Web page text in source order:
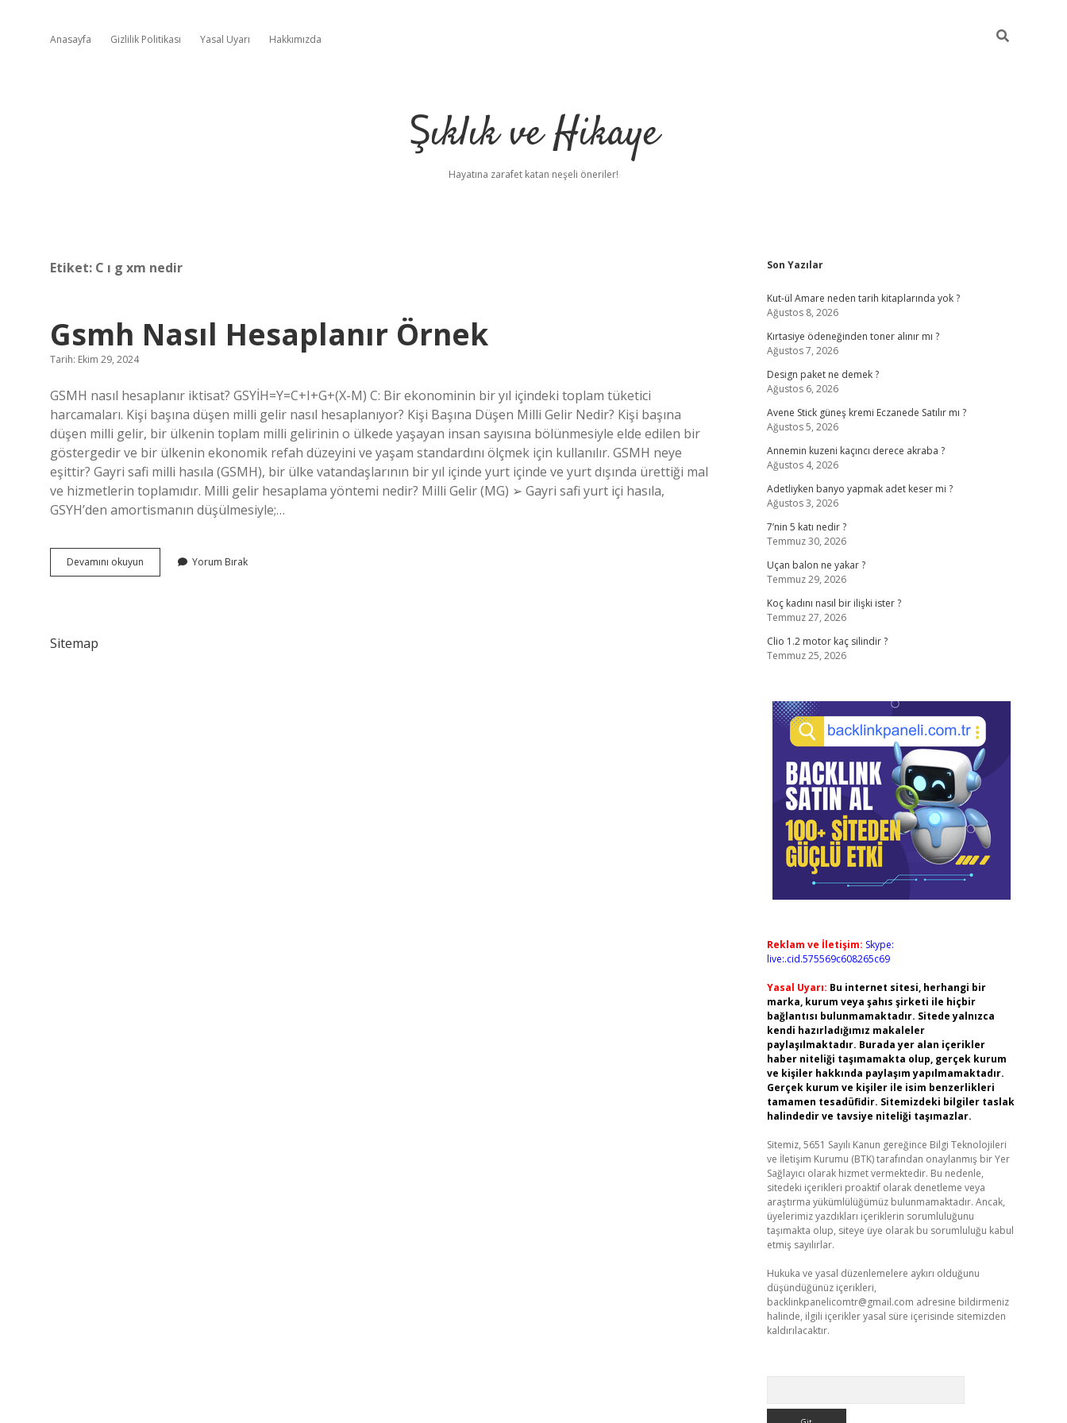
Anasayfa Gizlilik Politikası Yasal Uyarı Hakkımızda
Şıklık ve Hikaye
Hayatına zarafet katan neşeli öneriler!
Etiket: C ı g xm nedir
Gsmh Nasıl Hesaplanır Örnek
Tarih: Ekim 29, 2024
GSMH nasıl hesaplanır iktisat? GSYİH=Y=C+I+G+(X-M) C: Bir ekonominin bir yıl içindeki toplam tüketici
harcamaları. Kişi başına düşen milli gelir nasıl hesaplanıyor? Kişi Başına Düşen Milli Gelir Nedir? Kişi başına
düşen milli gelir, bir ülkenin toplam milli gelirinin o ülkede yaşayan insan sayısına bölünmesiyle elde edilen bir
göstergedir ve bir ülkenin ekonomik refah düzeyini ve yaşam standardını ölçmek için kullanılır. GSMH neye
eşittir? Gayri safi milli hasıla (GSMH), bir ülke vatandaşlarının bir yıl içinde yurt içinde ve yurt dışında ürettiği mal
ve hizmetlerin toplamıdır. Milli gelir hesaplama yöntemi nedir? Milli Gelir (MG) ➢ Gayri safi yurt içi hasıla,
GSYH’den amortismanın düşülmesiyle;…
Devamını okuyun
Nasıl
Yorum Bırak
Sitemap
Sidebar
Son Yazılar
Kut-ül Amare neden tarih kitaplarında yok ?
Ağustos 8, 2026
Kırtasiye ödeneğinden toner alınır mı ?
Ağustos 7, 2026
Design paket ne demek ?
Ağustos 6, 2026
Avene Stick güneş kremi Eczanede Satılır mı ?
Ağustos 5, 2026
Annemin kuzeni kaçıncı derece akraba ?
Ağustos 4, 2026
Adetliyken banyo yapmak adet keser mi ?
Ağustos 3, 2026
7’nin 5 katı nedir ?
Temmuz 30, 2026
Uçan balon ne yakar ?
Temmuz 29, 2026
Koç kadını nasıl bir ilişki ister ?
Temmuz 27, 2026
Clio 1.2 motor kaç silindir ?
Temmuz 25, 2026
Reklam ve İletişim: Skype:
live:.cid.575569c608265c69
Yasal Uyarı: Bu internet sitesi, herhangi bir
marka, kurum veya şahıs şirketi ile hiçbir
bağlantısı bulunmamaktadır. Sitede yalnızca
kendi hazırladığımız makaleler
paylaşılmaktadır. Burada yer alan içerikler
haber niteliği taşımamakta olup, gerçek kurum
ve kişiler hakkında paylaşım yapılmamaktadır.
Gerçek kurum ve kişiler ile isim benzerlikleri
tamamen tesadüfidir. Sitemizdeki bilgiler taslak
halindedir ve tavsiye niteliği taşımazlar.
Sitemiz, 5651 Sayılı Kanun gereğince Bilgi Teknolojileri
ve İletişim Kurumu (BTK) tarafından onaylanmış bir Yer
Sağlayıcı olarak hizmet vermektedir. Bu nedenle,
sitedeki içerikleri proaktif olarak denetleme veya
araştırma yükümlülüğümüz bulunmamaktadır. Ancak,
üyelerimiz yazdıkları içeriklerin sorumluluğunu
taşımakta olup, siteye üye olarak bu sorumluluğu kabul
etmiş sayılırlar.
Hukuka ve yasal düzenlemelere aykırı olduğunu
düşündüğünüz içerikleri,
backlinkpanelicomtr@gmail.com adresine bildirmeniz
halinde, ilgili içerikler yasal süre içerisinde sitemizden
kaldırılacaktır.